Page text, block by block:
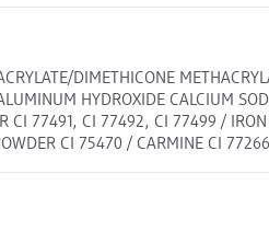
DIMETHICONE
HYDROXIDE CALCIUM
CI 77491, CI 77492, CI 77499 /
CI 75470 / CARMINE CI